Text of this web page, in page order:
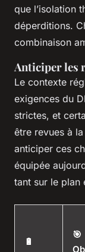
que l’isolation
déperditions.
combinaison
Anticiper les
Le contexte
exigences du
strictes, et
être revues à
anticiper ces
équipée
tant sur le plan
🔋
🎯